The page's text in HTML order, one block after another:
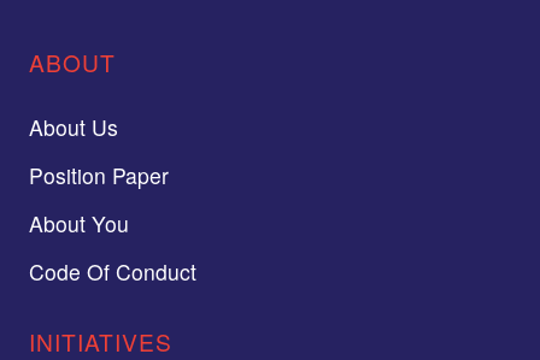
ABOUT
About Us
Position Paper
About You
Code Of Conduct
INITIATIVES